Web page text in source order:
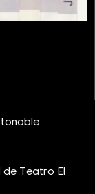
Teatro El